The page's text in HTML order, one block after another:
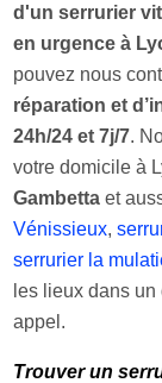
d'un serrurier
en urgence à
pouvez nous
réparation et
24h/24 et 7j/7.
votre domicile à
Gambetta et
Vénissieux,
serrurier la
les lieux dans
appel.
Trouver un